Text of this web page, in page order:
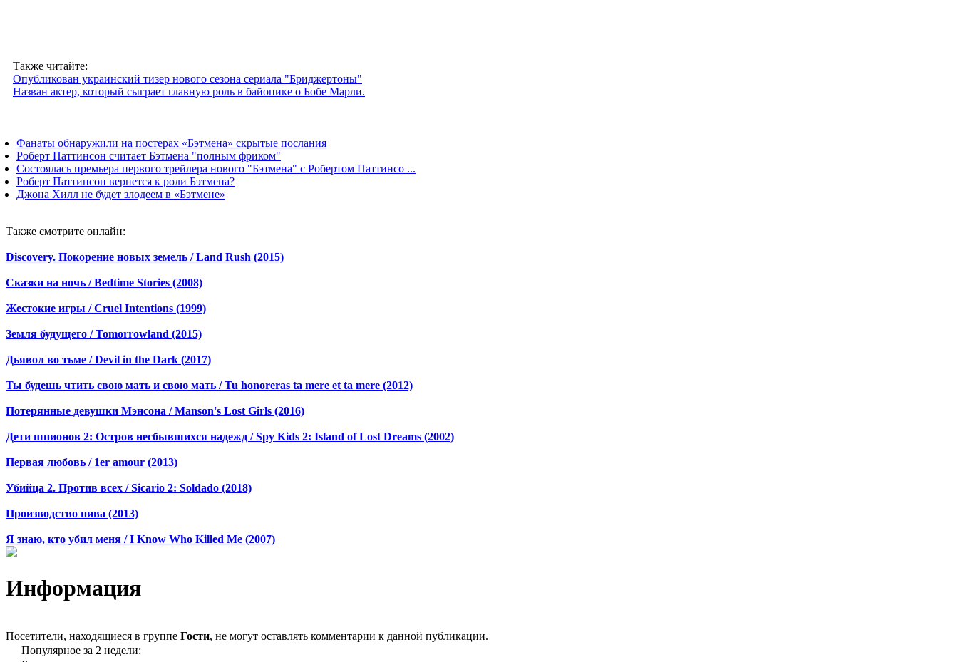
Также читайте:
Опубликован украинский тизер нового сезона сериала "Бриджертоны"
Назван актер, который сыграет главную роль в байопике о Бобе Марли.
Фанаты обнаружили на постерах «Бэтмена» скрытые послания
Роберт Паттинсон считает Бэтмена "полным фриком"
Состоялась премьера первого трейлера нового "Бэтмена" с Робертом Паттинсо ...
Роберт Паттинсон вернется к роли Бэтмена?
Джона Хилл не будет злодеем в «Бэтмене»
Также смотрите онлайн:
Discovery. Покорение новых земель / Land Rush (2015)
Сказки на ночь / Bedtime Stories (2008)
Жестокие игры / Cruel Intentions (1999)
Земля будущего / Tomorrowland (2015)
Дьявол во тьме / Devil in the Dark (2017)
Ты будешь чтить свою мать и свою мать / Tu honoreras ta mere et ta mere (2012)
Потерянные девушки Мэнсона / Manson's Lost Girls (2016)
Дети шпионов 2: Остров несбывшихся надежд / Spy Kids 2: Island of Lost Dreams (2002)
Первая любовь / 1er amour (2013)
Убийца 2. Против всех / Sicario 2: Soldado (2018)
Производство пива (2013)
Я знаю, кто убил меня / I Know Who Killed Me (2007)
Информация
Посетители, находящиеся в группе Гости, не могут оставлять комментарии к данной публикации.
Популярное за 2 недели: